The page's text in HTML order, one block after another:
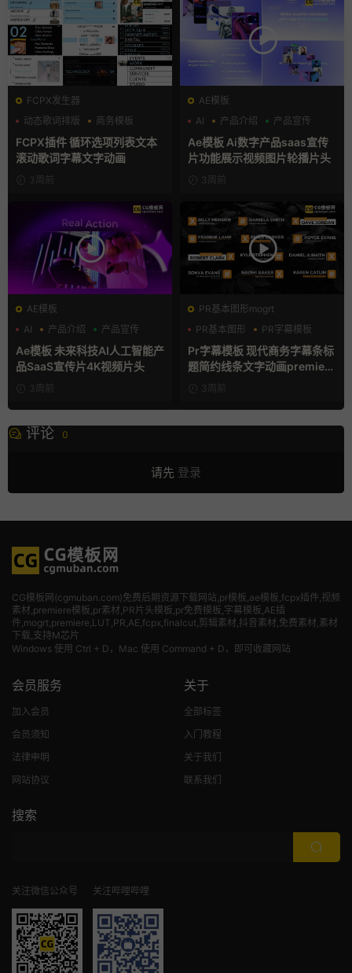
FCPX发生器
动态歌词排版
商务模板
字幕模板
FCPX插件 循环选项列表文本
滚动歌词字幕文字动画
3周前
AE模板
AI
产品介绍 产品宣传
Ae模板 Ai数字产品saas宣传
片功能展示视频图片轮播片头
3周前
AE模板
AI
产品介绍 产品宣传
Ae模板 未来科技AI人工智能产
品SaaS宣传片4K视频片头
3周前
PR基本图形mogrt
PR基本图形
PR字幕模板
商务模板
Pr字幕模板 现代商务字幕条标
题简约线条文字动画premiere
模板3周前
评论 0
请先 登录
CG模板网(cgmuban.com)免费后期资源下载网站,pr模板,ae模板,fcpx插件,视频
素材 ,premiere模板,pr素材,PR片头模板,pr免费模板,字幕模板,AE插
件,mogrt,premiere,LUT,PR,AE,fcpx,finalcut,剪辑素材,抖音素材,免费素材,素材
下载,支持M芯片
Windows 使用 Ctrl + D，Mac 使用 Command + D，即可收藏网站
会员服务
加入会员
会员须知
法律申明
网站协议
关于
全部标签
入门教程
关于我们
联系我们
搜索
关注微信公众号 关注哔哩哔哩